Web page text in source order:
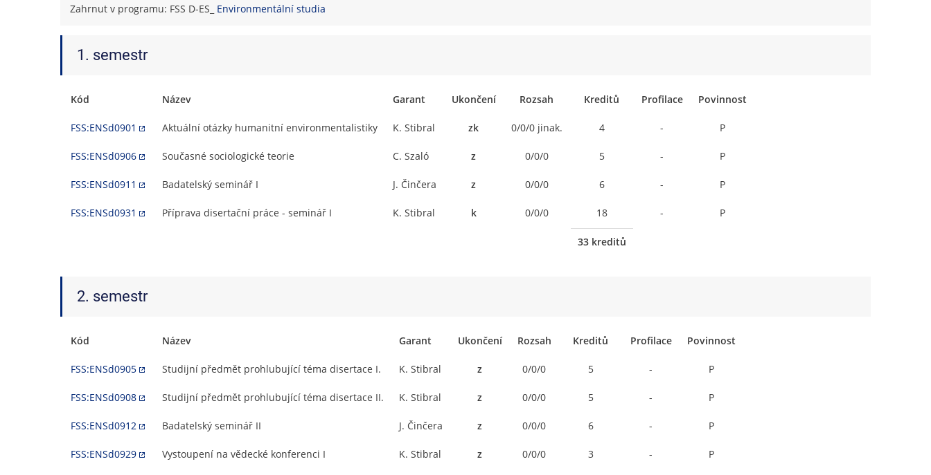
Zahrnut v programu: FSS D-ES_ Environmentální studia
1. semestr
Kód Název Garant Ukončení Rozsah Kreditů Profilace Povinnost
FSS:ENSd0901 Aktuální otázky humanitní environmentalistiky K. Stibral zk 0/0/0 jinak. 4 - P
FSS:ENSd0906 Současné sociologické teorie C. Szaló z 0/0/0 5 - P
FSS:ENSd0911 Badatelský seminář I J. Činčera z 0/0/0 6 - P
FSS:ENSd0931 Příprava disertační práce - seminář I K. Stibral k 0/0/0 18 - P
33 kreditů
2. semestr
Kód Název Garant Ukončení Rozsah Kreditů Profilace Povinnost
FSS:ENSd0905 Studijní předmět prohlubující téma disertace I. K. Stibral z 0/0/0 5 - P
FSS:ENSd0908 Studijní předmět prohlubující téma disertace II. K. Stibral z 0/0/0 5 - P
FSS:ENSd0912 Badatelský seminář II J. Činčera z 0/0/0 6 - P
FSS:ENSd0929 Vystoupení na vědecké konferenci I K. Stibral z 0/0/0 3 - P